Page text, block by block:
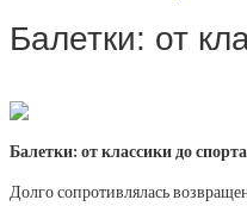
Балетки: от
Балетки: от классики до спорта
Долго сопротивлялась